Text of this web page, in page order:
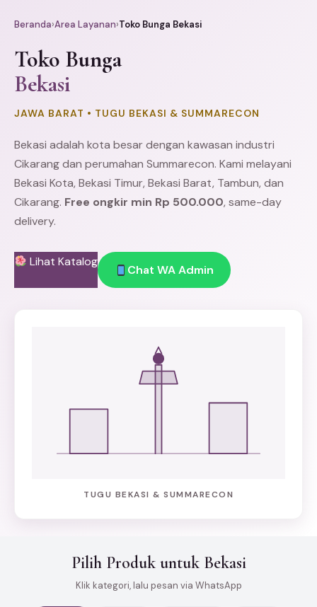
Beranda›Area Layanan›Toko Bunga Bekasi
Toko Bunga
Bekasi
JAWA BARAT • TUGU BEKASI & SUMMARECON
Bekasi adalah kota besar dengan kawasan industri
Cikarangdan perumahan Summarecon. Kami melayani
Bekasi Kota, Bekasi Timur, Bekasi Barat, Tambun, dan
Cikarang. Free ongkir min Rp 500.000, same-day
delivery.
Lihat Katalog
Chat WA Admin
TUGU BEKASI & SUMMARECON
Pilih Produk untuk Bekasi
Klik kategori, lalu pesan via WhatsApp